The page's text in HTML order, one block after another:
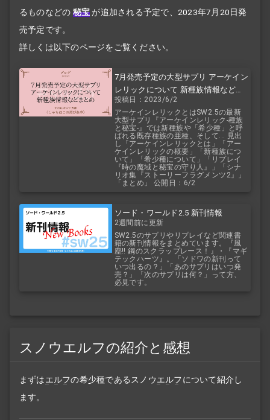
るものなどの 秘宝 が追加される予定で、2023年7月20日発
売予定です。
詳しくは以下のページをご覧ください。
7月発売予定の大型サプリ アーケイン
レリックについて 新種族情報などま
とめ
投稿日：2023/6/2
アーケインレリックとはSW2.5の最新
大型サプリ『アーケインレリック-種族
と秘宝-』では新種族や「希少種」と呼
ばれる既存種族の亜種、そして... 見出
し「アーケインレリックとは」「アー
ケインレリックの概要」「新種族につ
いて」「希少種について」「リプレイ
『時の魔域と秘宝の守り人』」「シナ
リオ集『ストーリーフラグメンツ2』」
「まとめ」 公開日：6/2
ソード・ワールド2.5 新刊情報
2週間前に更新
SW2.5のサプリやリプレイなど関連書
籍の新刊情報をまとめています。『風
塵!! 鋼のスクラップレース！』・『マギ
テックハーツ』。「ソドワの新刊って
いつ出るの？」「あのサプリはいつ発
売？」「次のサプリは何？」って方、
必見です。
スノウエルフの紹介と感想
まずはエルフの希少種であるスノウエルフ について紹介し
ます。